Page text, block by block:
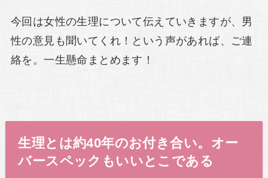
今回は女性の生理について伝えていきますが、男
性の意見も聞いてくれ！という声があれば、ご連
絡を。一生懸命まとめます！
生理とは約40年のお付き合い。オー
バースペックもいいとこである